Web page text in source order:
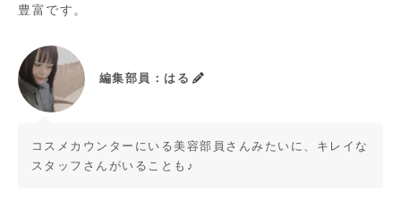
豊富です。
編集部員：はる
コスメカウンターにいる美容部員さんみたいに、キレイな
スタッフさんがいることも♪